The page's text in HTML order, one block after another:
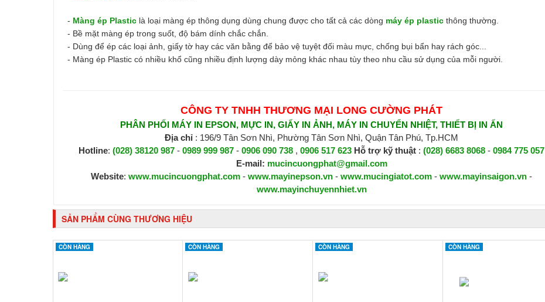
- Màng ép Plasticlà loại màng ép thông dụng dùng chung được cho tất cả các dòng máy ép plasticthông thường.
- Bề mặt màng ép trong suốt, độ bám dính chắc chắn.
- Dùng để ép các loại ảnh, giấy tờ hay các văn bằng để bảo vệ tuyệt đối màu mực, chống bụi bẩn hay rách góc...
- Màng ép Plastic có nhiều khổ cũng nhiều định lượng dày mỏng khác nhau tùy theo nhu cầu sử dụng của mỗi người.
CÔNG TY TNHH THƯƠNG MẠI LONG CƯỜNG PHÁT
PHÂN PHỐI MÁY IN EPSON, MỰC IN, GIẤY IN ẢNH, MÁY IN CHUYỂN NHIỆT, THIẾT BỊ IN ẤN
Địa chỉ : 196/9 Tân Sơn Nhì, Phường Tân Sơn Nhì, Quận Tân Phú, Tp.HCM
Hotline:(028) 38120 987-0989 999 987-0906 090 738 ,0906 517 623 Hỗ trợ kỹ thuật :(028) 6683 8068 -0984 775 057
E-mail: mucincuongphat@gmail.com
Website:www.mucincuongphat.com -www.mayinepson.vn -www.mucingiatot.com -www.mayinsaigon.vn -
www.mayinchuyennhiet.vn
SẢN PHẨM CÙNG THƯƠNG HIỆU
CÒN HÀNG CÒN HÀNG CÒN HÀNG CÒN HÀNG